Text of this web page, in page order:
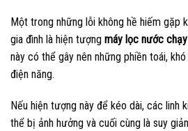
Một trong những lỗi không hề hiếm gặp
gia đình là hiện tượng máy lọc nước
này có thể gây nên những phiền toái,
điện năng.
Nếu hiện tượng này để kéo dài, các linh
thể bị ảnh hưởng và cuối cùng là suy